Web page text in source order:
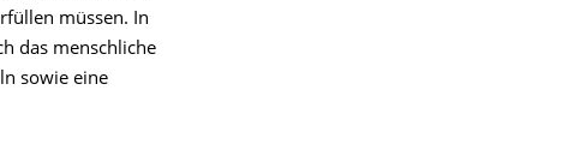
müssen. In
das menschliche
sowie eine